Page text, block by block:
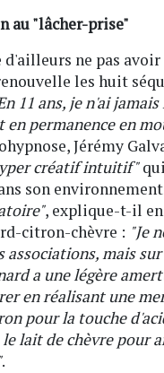
au "lâcher-prise"
d'ailleurs ne pas
les huit
11 ans, je n'ai
en permanence en
Jérémy
créatif intuitif"
son
, explique-t-il
citron-chèvre : "Je
associations, mais
a une légère
en réalisant une
pour la touche
lait de chèvre pour
.